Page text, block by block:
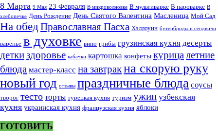
8 Марта 9 Мая 23 Февраля В микроволновке В мультиварке В пароварке В
хлебопечке День Рождение День Святого Валентина Масленица Мой Сад
На обед Православная Пасха Хэллоуин бутерброды и сендвичи
варенье в духовке вино грибы грузинская кухня десерты
деткиздоровье кабачки картошка конфеты курица летние
блюда мастер-класс на завтракна скорую руку
новый год отзывы праздничные блюда соусы
творог тесто торты турецкая кухня туризм ужин узбекская
кухня украинская кухня французская кухня яблоки
ГОТОВИТЬ